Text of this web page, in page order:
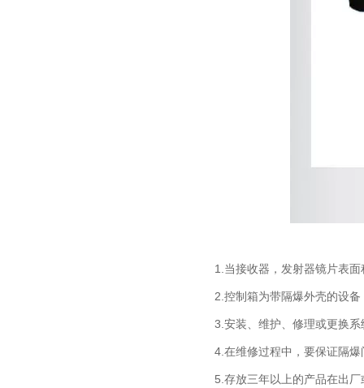
1.当接收器，发射器镜片表
2.控制箱为带隔爆外壳的设
3.安装、维护、修理或更换
4.在维修过程中，要保证隔
5.存放三年以上的产品在出